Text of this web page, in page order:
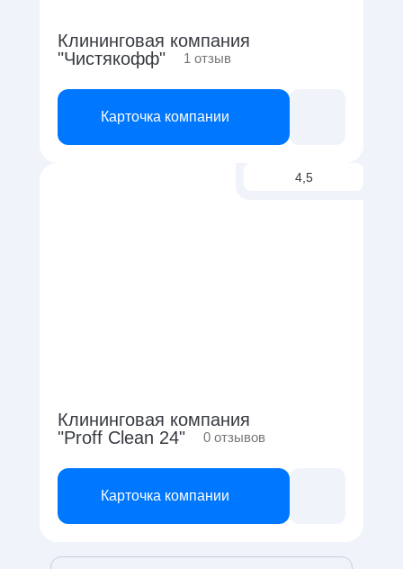
Клининговая компания
"Чистякофф"
1 отзыв
Карточка компании
4,5
Клининговая компания
"Proff Clean 24"
0 отзывов
Карточка компании